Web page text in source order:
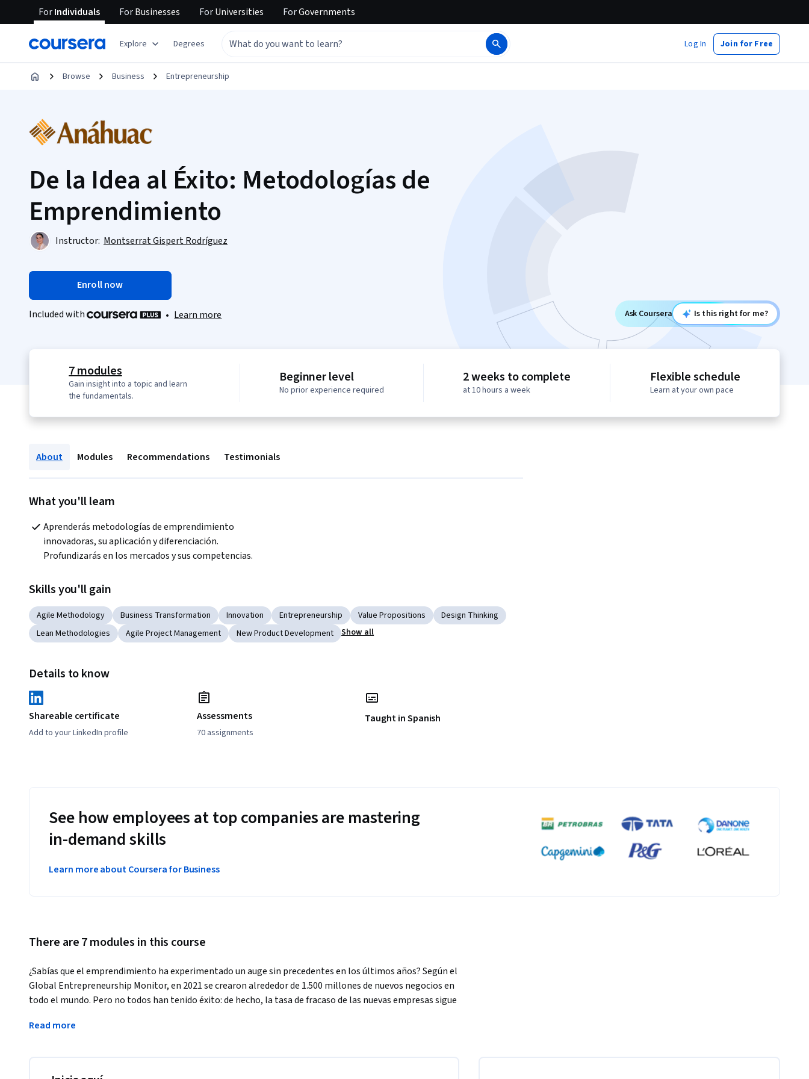
ForIndividuals ForBusinesses ForUniversities ForGovernments
Explore Degrees Log In Join for Free
Browse Business Entrepreneurship
De la Idea al Éxito: Metodologías de
Emprendimiento
Instructor: Montserrat Gispert Rodríguez
Enroll now
Included with • Learn more Ask Coursera Is this right for me?
7 modules
Gain insight into a topic and learn
the fundamentals.
Beginner level
No prior experience required
2 weeks to complete
at 10 hours a week
Flexible schedule
Learn at your own pace
About Modules Recommendations Testimonials
What you'll learn
Aprenderás metodologías de emprendimiento
innovadoras, su aplicación y diferenciación.
Profundizarás en los mercados y sus competencias.
Skills you'll gain
Agile Methodology Business Transformation Innovation Entrepreneurship Value Propositions
Design Thinking
Lean Methodologies
Agile Project Management New Product Development Show all
Details to know
Shareable certificate
Add to your LinkedIn profile
Assessments
70 assignments
Taught in Spanish
See how employees at top companies are mastering
in-demand skills
Learn more about Coursera for Business
There are 7 modules in this course
¿Sabías que el emprendimiento ha experimentado un auge sin precedentes en los últimos años? Según el
Global Entrepreneurship Monitor, en 2021 se crearon alrededor de 1.500 millones de nuevos negocios en
todo el mundo. Pero no todos han tenido éxito: de hecho, la tasa de fracaso de las nuevas empresas sigue
destacar en un mercado cada vez más competitivo.
Read more